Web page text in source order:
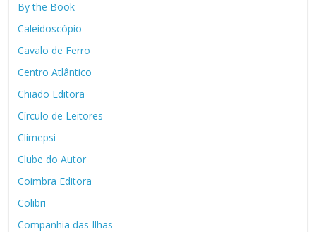
By the Book
Caleidoscópio
Cavalo de Ferro
Centro Atlântico
Chiado Editora
Círculo de Leitores
Climepsi
Clube do Autor
Coimbra Editora
Colibri
Companhia das Ilhas